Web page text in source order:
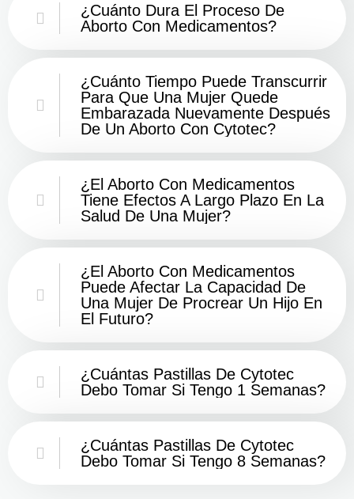
¿Cuánto Dura El Proceso De
Aborto Con Medicamentos?
¿Cuánto Tiempo Puede Transcurrir
Para Que Una Mujer Quede
Embarazada Nuevamente Después
De Un Aborto Con Cytotec?
¿El Aborto Con Medicamentos
Tiene Efectos A Largo Plazo En La
Salud De Una Mujer?
¿El Aborto Con Medicamentos
Puede Afectar La Capacidad De
Una Mujer De Procrear Un Hijo En
El Futuro?
¿Cuántas Pastillas De Cytotec
Debo Tomar Si Tengo 1 Semanas?
¿Cuántas Pastillas De Cytotec
Debo Tomar Si Tengo 8 Semanas?